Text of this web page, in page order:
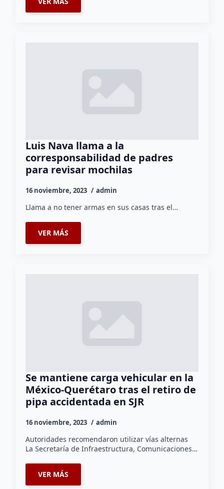
Luis Nava llama a la
corresponsabilidad de padres
para revisar mochilas
16 noviembre, 2023 admin
Llama a no tener armas en sus casas tras el…
VER MÁS
Se mantiene carga vehicular en la
México-Querétaro tras el retiro de
pipa accidentada en SJR
16 noviembre, 2023 admin
Autoridades recomendaron utilizar vías alternas
La Secretaría de Infraestructura, Comunicaciones…
VER MÁS